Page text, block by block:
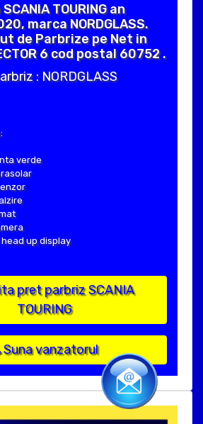
TOURING an
marca NORDGLASS.
de Parbrize pe Net in
6 cod postal 60752 .
: NORDGLASS
verde
up display
pret parbriz SCANIA
TOURING
Suna vanzatorul